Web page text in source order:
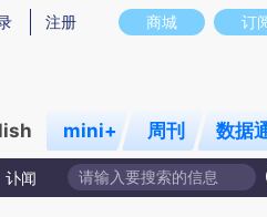
意图存在偏差。不代表财新观点和立场。
商城 订
注册
mini+ 周刊 数据
讣闻